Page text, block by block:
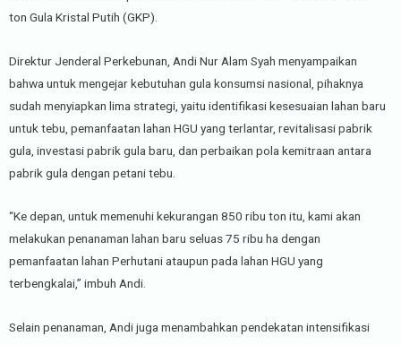
ton Gula Kristal Putih (GKP).
Direktur Jenderal Perkebunan, Andi Nur Alam Syah menyampaikan
bahwa untuk mengejar kebutuhan gula konsumsi nasional, pihaknya
sudah menyiapkan lima strategi, yaitu identifikasi kesesuaian lahan baru
untuk tebu, pemanfaatan lahan HGU yang terlantar, revitalisasi pabrik
gula, investasi pabrik gula baru, dan perbaikan pola kemitraan antara
pabrik gula dengan petani tebu.
“Ke depan, untuk memenuhi kekurangan 850 ribu ton itu, kami akan
melakukan penanaman lahan baru seluas 75 ribu ha dengan
pemanfaatan lahan Perhutani ataupun pada lahan HGU yang
terbengkalai,” imbuh Andi.
Selain penanaman, Andi juga menambahkan pendekatan intensifikasi